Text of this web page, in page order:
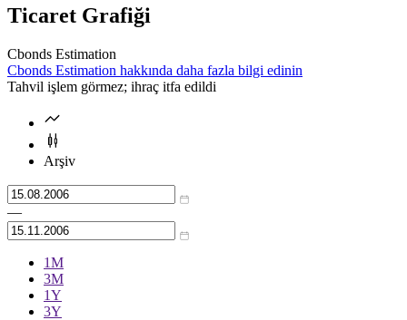
Ticaret Grafiği
Cbonds Estimation
Cbonds Estimation hakkında daha fazla bilgi edinin
Tahvil işlem görmez; ihraç itfa edildi
Arşiv
—
1М
3М
1Y
3Y